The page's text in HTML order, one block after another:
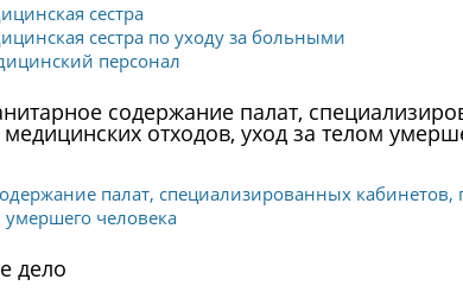
сестра
сестра по уходу за больными
персонал
содержание палат,
отходов, уход за телом
палат, специализированных
умершего человека
дело